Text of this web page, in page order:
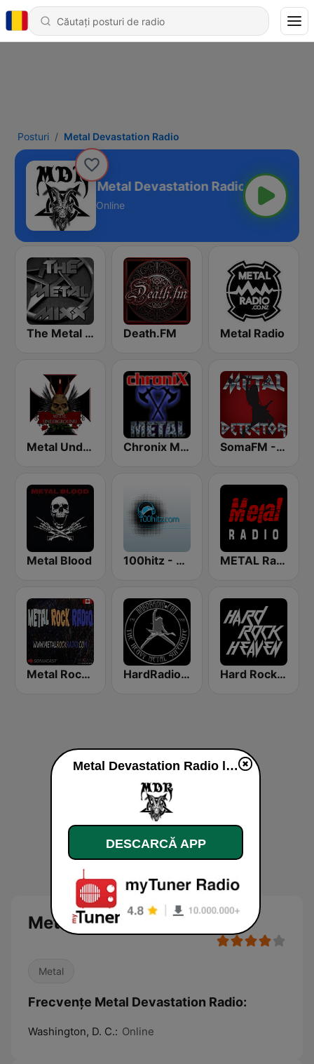
Posturi Metal Devastation Radio
Metal Devastation Radio
Online
The Metal MIXX Death.FM Metal Radio
Metal Underground Chronix Metal SomaFM - Metal Detector
Metal Blood 100hitz - Metal METAL Radio
Metal Rock Radio HardRadio.com Hard Rock Heaven
Metal Devastation Radio
Metal
Frecvențe Metal Devastation Radio:
Washington, D. C.: Online
Metal Devastation Radio live
DESCARCĂ APP